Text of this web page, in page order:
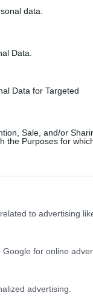
data.
Data.
Data for Targeted
Sale, and/or
the Purposes for
to advertising
for online
advertising.
την
Αυτόφωρο
για τις